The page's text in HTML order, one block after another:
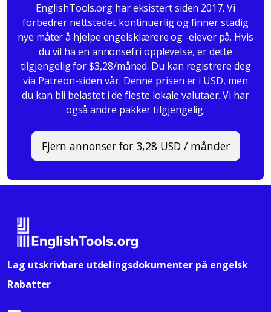
EnglishTools.org har eksistert siden 2017. Vi
forbedrer nettstedet kontinuerlig og finner stadig
nye måter å hjelpe engelsklærere og -elever på. Hvis
du vil ha en annonsefri opplevelse, er dette
tilgjengelig for $3,28/måned. Du kan registrere deg
via Patreon-siden vår. Denne prisen er i USD, men
du kan bli belastet i de fleste lokale valutaer. Vi har
også andre pakker tilgjengelig.
Fjern annonser for 3,28 USD / månder
Lag utskrivbare utdelingsdokumenter på engelsk
Rabatter